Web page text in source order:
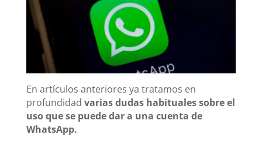
En artículos anteriores ya tratamos en
profundidad varias dudas habituales sobre el
uso que se puede dar a una cuenta de
WhatsApp.